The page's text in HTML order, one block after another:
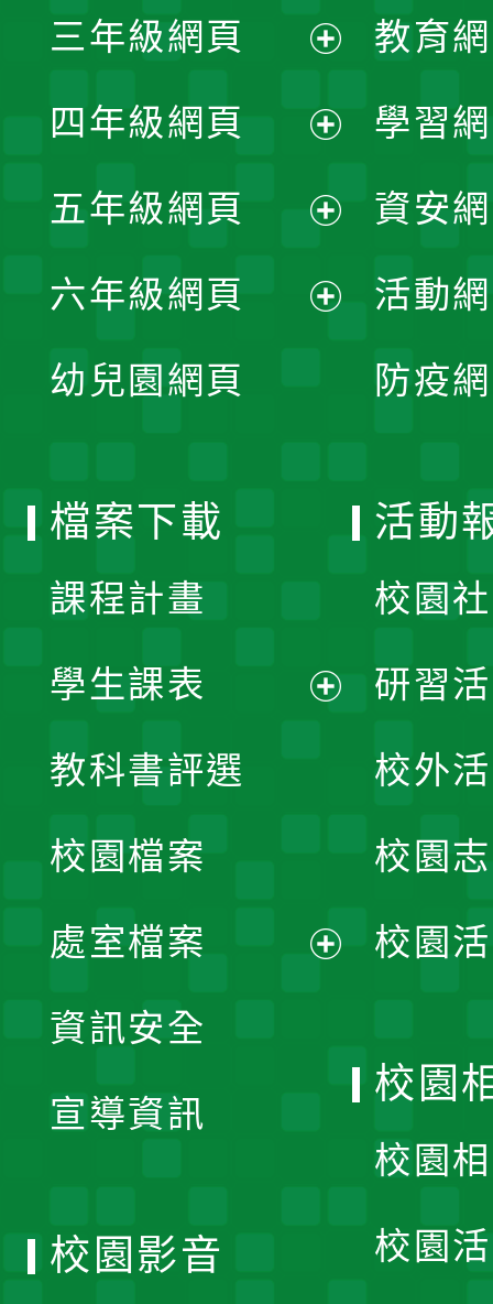
選
單
開
選
單
三年級網頁
開
選
單
四年級網頁
開
選
五年級網頁
開
六年級網頁
幼兒園網頁
教育
學習
資安
活動
防疫
檔案下載
課程計畫
學生課表
單
教科書評選
校園檔案
處室檔案
資訊安全
宣導資訊
活動
校園
研習
校外
校園
校園
校園
校園
校園
校園影音